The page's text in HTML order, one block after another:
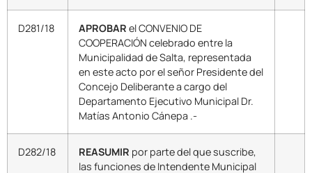
D281/18 APROBAR el CONVENIO DE
COOPERACIÓN celebrado entre la
Municipalidad de Salta, representada
en este acto por el señor Presidente del
Concejo Deliberante a cargo del
Departamento Ejecutivo Municipal Dr.
Matías Antonio Cánepa .-
D282/18 REASUMIR por parte del que suscribe,
las funciones de Intendente Municipal